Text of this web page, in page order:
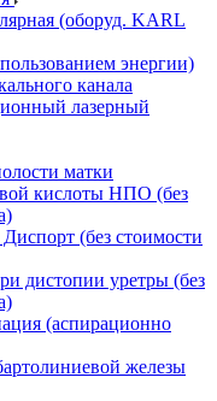
(оборуд. KARL
энергии)
канала
лазерный
матки
кислоты НПО (без
(без стоимости
дистопии уретры (без
(аспирационно
железы